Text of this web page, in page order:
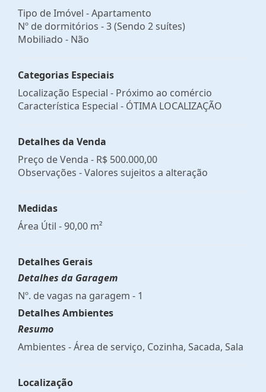
Tipo de Imóvel - Apartamento
Nº de dormitórios - 3 (Sendo 2 suítes)
Mobiliado - Não
Categorias Especiais
Localização Especial - Próximo ao comércio
Característica Especial - ÓTIMA LOCALIZAÇÃO
Detalhes da Venda
Preço de Venda - R$ 500.000,00
Observações - Valores sujeitos a alteração
Medidas
Área Útil - 90,00 m²
Detalhes Gerais
Detalhes da Garagem
Nº. de vagas na garagem - 1
Detalhes Ambientes
Resumo
Ambientes - Área de serviço, Cozinha, Sacada, Sala
Localização